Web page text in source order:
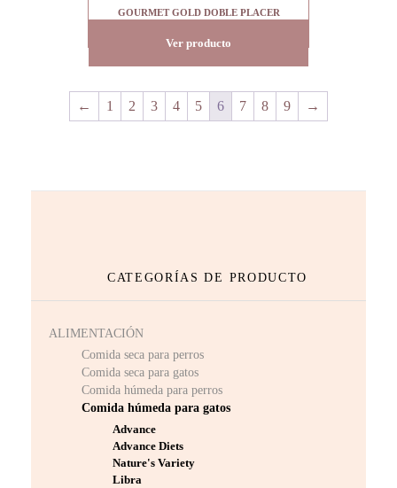
GOURMET GOLD DOBLE PLACER
Ver producto
← 1 2 3 4 5 6 7 8 9 →
CATEGORÍAS DE PRODUCTO
ALIMENTACIÓN
Comida seca para perros
Comida seca para gatos
Comida húmeda para perros
Comida húmeda para gatos
Advance
Advance Diets
Nature's Variety
Libra